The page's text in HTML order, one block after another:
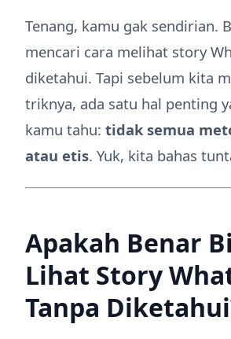
Tenang, kamu gak sendirian.
mencari cara melihat story
diketahui. Tapi sebelum kita
triknya, ada satu hal penting
kamu tahu: tidak semua
atau etis. Yuk, kita bahas
Apakah Benar
Lihat Story
Tanpa